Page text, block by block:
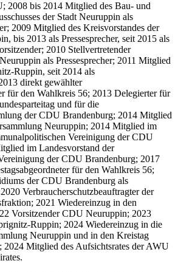
2008 bis 2014 Mitglied des Bau- und
der Stadt Neuruppin als
2009 Mitglied des Kreisvorstandes der
bis 2013 als Pressesprecher, seit 2015 als
2010 Stellvertretender
als Pressesprecher; 2011 Mitglied
Ruppin, seit 2014 als
direkt gewählter
für den Wahlkreis 56; 2013 Delegierter für
und für die
der CDU Brandenburg; 2014 Mitglied
Neuruppin; 2014 Mitglied im
Vereinigung der CDU
im Landesvorstand der
der CDU Brandenburg; 2017
für den Wahlkreis 56;
der CDU Brandenburg als
Verbraucherschutzbeauftragter der
2021 Wiedereinzug in den
Vorsitzender CDU Neuruppin; 2023
Ruppin; 2024 Wiedereinzug in die
Neuruppin und in den Kreistag
2024 Mitglied des Aufsichtsrates der AWU